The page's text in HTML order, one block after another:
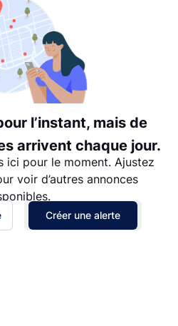
l’instant, mais de
arrivent chaque jour.
ici pour le moment. Ajustez
voir d’autres annonces
Créer une alerte